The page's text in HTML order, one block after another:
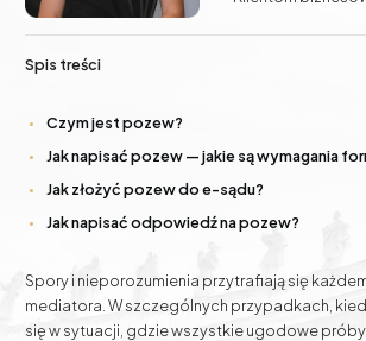
Gdańsk - grunty, działki,
Pomoc prawna online
Sprawy
sądowymi oraz
w prowadzeniu
Prowadzi także
zawdzięcza
Spis treści
Czym jest pozew?
Jak napisać pozew — jakie są wymagania
Jak złożyć pozew do e-sądu?
Jak napisać odpowiedź na pozew?
Spory i nieporozumienia przytrafiają się
mediatora. W szczególnych przypadkach,
się w sytuacji, gdzie wszystkie ugodowe